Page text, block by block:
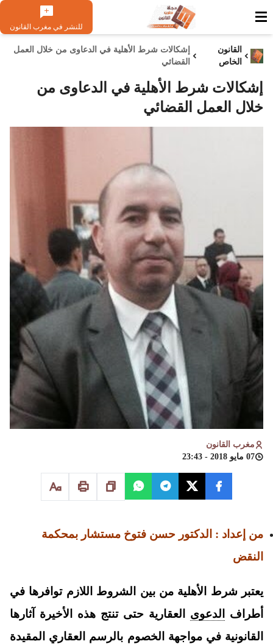
للنشر في مغرب القانون
القانون
الخاص
إشكالات شرط الأهلية في الدعاوى من خلال العمل
القضائي
إشكالات شرط الأهلية في الدعاوى من
خلال العمل القضائي
مغرب القانون
07 مايو 2018 - 23:43
من إعداد : الدكتور حسن فتوخ مستشار بمحكمة
النقض
يعتبر شرط الأهلية من بين الشروط اللازم توافرها في
أطراف
الدعوى العقارية حتى تنتج هذه الأخيرة آثارها
القانونية في مواجهة الخصوم بالرسم العقاري المقيدة